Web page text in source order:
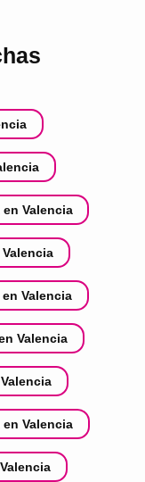
Valencia
Valencia
Valencia
en Valencia